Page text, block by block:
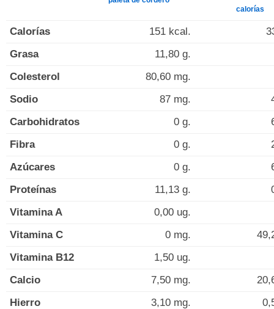
calorías
Calorías 151 kcal.
Grasa
11,80 g.
Colesterol
80,60 mg.
Sodio
87 mg.
Carbohidratos
0 g.
Fibra
0 g.
Azúcares
0 g.
Proteínas
11,13 g.
Vitamina A
0,00 ug.
Vitamina C
0 mg.
Vitamina B12
1,50 ug.
Calcio
7,50 mg.
Hierro
3,10 mg.